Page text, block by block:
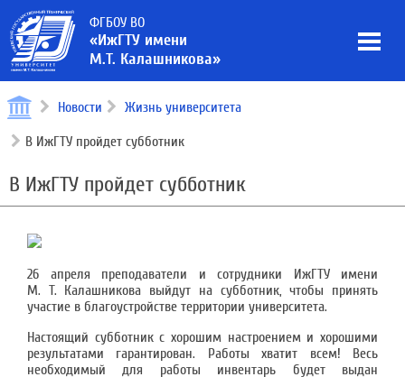
ФГБОУ ВО
«ИжГТУ имени
М.Т. Калашникова»
Новости Жизнь университета
​В ИжГТУ пройдет субботник
​В ИжГТУ пройдет субботник
26 апреля преподаватели и сотрудники ИжГТУ имени
М. Т. Калашникова выйдут на субботник, чтобы принять
участие в благоустройстве территории университета.
Настоящий субботник с хорошим настроением и хорошими
результатами гарантирован. Работы хватит всем! Весь
необходимый для работы инвентарь будет выдан